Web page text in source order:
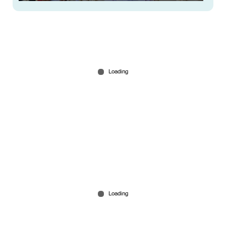
ഇറാന്റെ 10 നാവിക കപ്പലുകള്‍ തകര്‍ത്തെന്ന് വാദം;
യുദ്ധം ആഴ്ചകള്‍ നീളുമെന്ന് ട്രംപ്